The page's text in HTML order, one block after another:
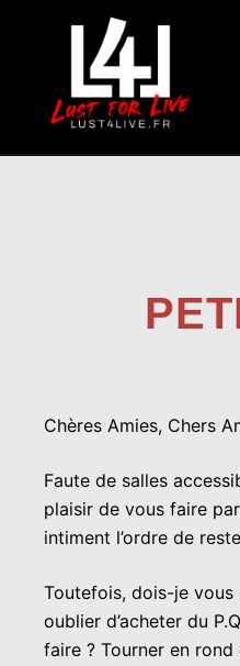
Chères Amies, Chers
Faute de salles
plaisir de vous faire
intiment l’ordre de
Toutefois, dois-je vous
oublier d’acheter du
faire ? Tourner en